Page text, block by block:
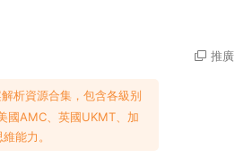
推廣
析資源合集，包含各級别
國AMC、英國UKMT、加
能力。